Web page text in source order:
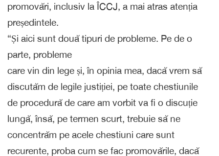
promovări, inclusiv la ÎCCJ, a mai atras atenția
președintele.
“Și aici sunt două tipuri de probleme. Pe de o
parte, probleme
care vin din lege și, în opinia mea, dacă vrem să
discutăm de legile justiției, pe toate chestiunile
de procedură de care am vorbit va fi o discuție
lungă, însă, pe termen scurt, trebuie să ne
concentrăm pe acele chestiuni care sunt
recurente, proba cum se fac promovările, dacă